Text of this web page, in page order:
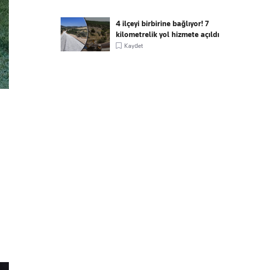
4 ilçeyi birbirine bağlıyor! 7
kilometrelik yol hizmete açıldı
Kaydet